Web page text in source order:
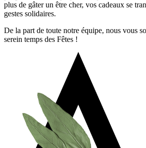
plus de gâter un être cher, vos cadeaux se
gestes solidaires.
De la part de toute notre équipe, nous vous
serein temps des Fêtes !